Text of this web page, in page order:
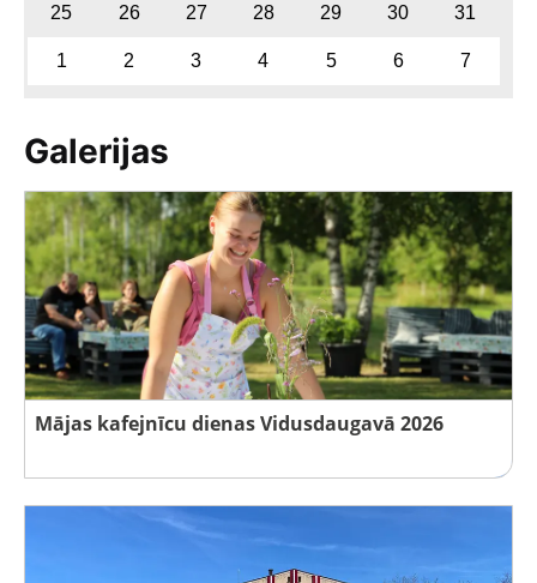
25 26 27 28 29 30 31
1 2 3 4 5 6 7
Galerijas
Mājas kafejnīcu dienas Vidusdaugavā 2026